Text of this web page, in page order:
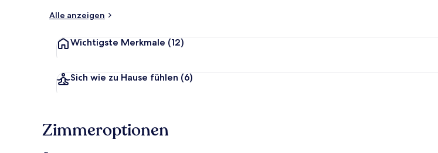
Alle anzeigen
Wichtigste Merkmale (12)
Sich wie zu Hause fühlen (6)
Zimmeroptionen